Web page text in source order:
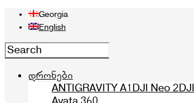
Georgia
English
დრონები
ANTIGRAVITY A1DJI Neo 2